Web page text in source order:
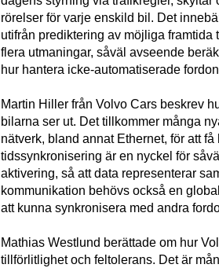
rörelser för varje enskild bil. Det
utifrån prediktering av möjliga framtida
flera utmaningar, såväl avseende
hur hantera icke-automatiserade
Martin Hiller från Volvo Cars beskrev
bilarna ser ut. Det tillkommer många
nätverk, bland annat Ethernet, för att
tidssynkronisering är en nyckel för
aktivering, så att data representerar
kommunikation behövs också en
att kunna synkronisera med andra
Mathias Westlund berättade om hur
tillförlitlighet och feltolerans. Det är